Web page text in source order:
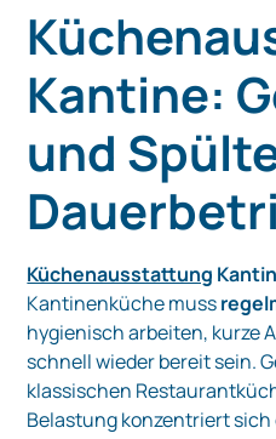
Kantine:
und
Küchenausstattung
Kantinenküche muss
hygienisch arbeiten, kurze
schnell wieder bereit sein.
klassischen
Belastung konzentriert